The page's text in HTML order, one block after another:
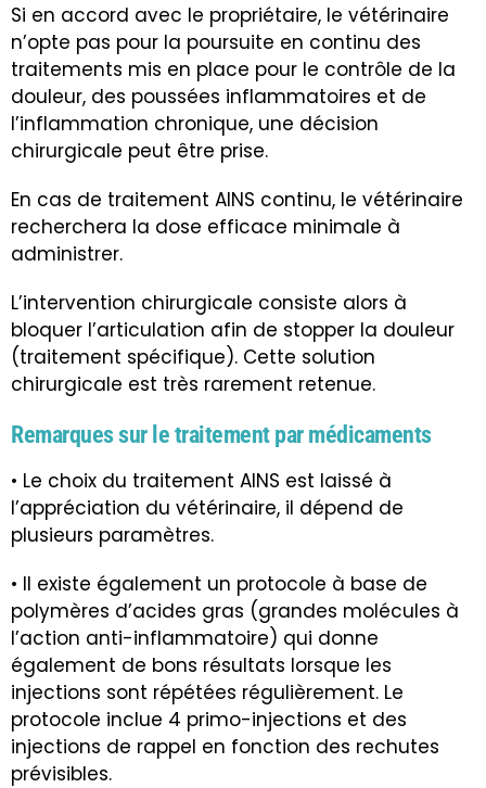
Si en accord avec le propriétaire, le vétérinaire
n’opte pas pour la poursuite en continu des
traitements mis en place pour le contrôle de la
douleur, des poussées inflammatoires et de
l’inflammation chronique, une décision
chirurgicale peut être prise.
En cas de traitement AINS continu, le vétérinaire
recherchera la dose efficace minimale à
administrer.
L’intervention chirurgicale consiste alors à
bloquer l’articulation afin de stopper la douleur
(traitement spécifique). Cette solution
chirurgicale est très rarement retenue.
Remarques sur le traitement par médicaments
• Le choix du traitement AINS est laissé à
l’appréciation du vétérinaire, il dépend de
plusieurs paramètres.
• Il existe également un protocole à base de
polymères d’acides gras (grandes molécules à
l’action anti-inflammatoire) qui donne
également de bons résultats lorsque les
injections sont répétées régulièrement. Le
protocole inclue 4 primo-injections et des
injections de rappel en fonction des rechutes
prévisibles.